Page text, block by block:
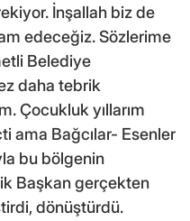
İnşallah biz de
edeceğiz. Sözlerime
Belediye
daha tebrik
Çocukluk yıllarım
ama Bağcılar- Esenler
bu bölgenin
Başkan gerçekten
dönüştürdü.